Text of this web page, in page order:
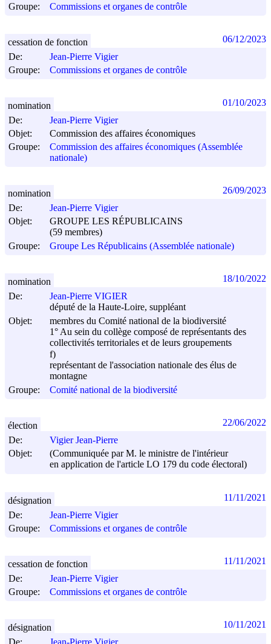
Groupe:
Commissions et organes de contrôle
De:
Jean-Pierre Vigier
Groupe:
Commissions et organes de contrôle
cessation de fonction 06/12/2023
De:
Jean-Pierre Vigier
Objet:
Commission des affaires économiques
Groupe:
Commission des affaires économiques (Assemblée
nationale)
nomination 01/10/2023
De:
Jean-Pierre Vigier
Objet:
GROUPE LES RÉPUBLICAINS
(59 membres)
Groupe:
Groupe Les Républicains (Assemblée nationale)
nomination 26/09/2023
De:
Jean-Pierre VIGIER
député de la Haute-Loire, suppléant
Objet:
membres du Comité national de la biodiversité
1° Au sein du collège composé de représentants des
collectivités territoriales et de leurs groupements
f)
représentant de l'association nationale des élus de
montagne
Groupe:
Comité national de la biodiversité
nomination 18/10/2022
De:
Vigier Jean-Pierre
Objet:
(Communiquée par M. le ministre de l'intérieur
en application de l'article LO 179 du code électoral)
élection 22/06/2022
De:
Jean-Pierre Vigier
Groupe:
Commissions et organes de contrôle
désignation 11/11/2021
De:
Jean-Pierre Vigier
Groupe:
Commissions et organes de contrôle
cessation de fonction 11/11/2021
De:
désignation 10/11/2021